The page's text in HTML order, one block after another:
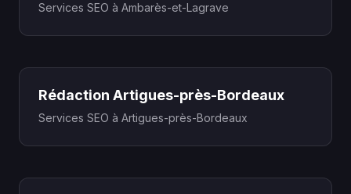
Services SEO à Ambarès-et-Lagrave
Rédaction Artigues-près-Bordeaux
Services SEO à Artigues-près-Bordeaux